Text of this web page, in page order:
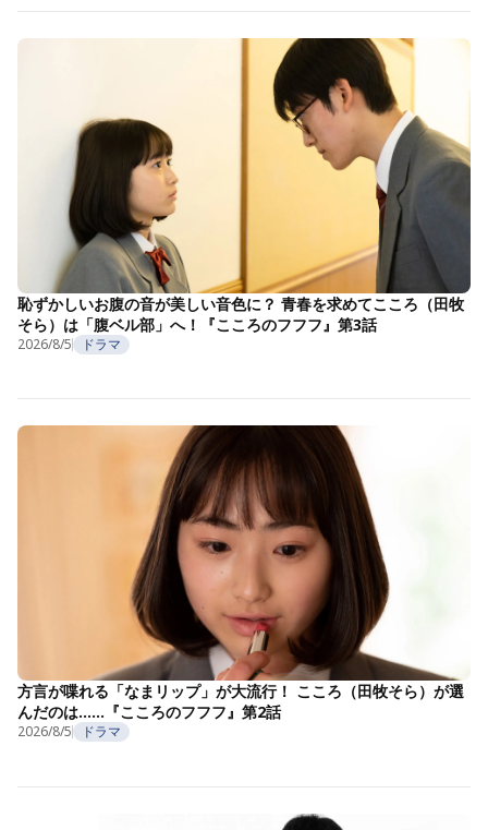
恥ずかしいお腹の音が美しい音色に？ 青春を求めてこころ（田牧
そら）は「腹ベル部」へ！『こころのフフフ』第3話
2026/8/5 ドラマ
方言が喋れる「なまリップ」が大流行！ こころ（田牧そら）が選
んだのは……『こころのフフフ』第2話
2026/8/5 ドラマ